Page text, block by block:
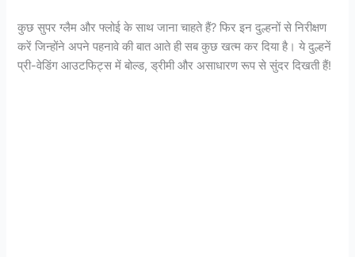
कुछ सुपर ग्लैम और फ्लोई के साथ जाना चाहते हैं? फिर इन दुल्हनों से निरीक्षण
करें जिन्होंने अपने पहनावे की बात आते ही सब कुछ खत्म कर दिया है। ये दुल्हनें
प्री-वेडिंग आउटफिट्स में बोल्ड, ड्रीमी और असाधारण रूप से सुंदर दिखती हैं!